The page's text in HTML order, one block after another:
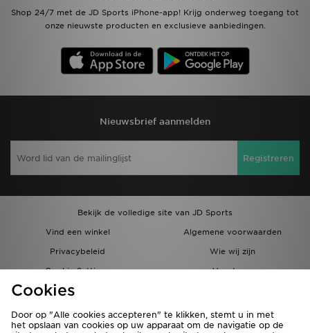
Shop 24/7 met de JD Sports iPhone-app! Krijg onderweg toegang tot
onze nieuwste producten en exclusieve aanbiedingen.
Nieuwsbrief aanmelden
Registreren
Bekijk de volledige site van JD Sports
Vind een winkel
Algemene voorwaarden
Privacybeleid
Wie wij zijn
Cookie Settings
Vacatures
Bestellingen en Levering
Cookies
Door op "Alle cookies accepteren" te klikken, stemt u in met
het opslaan van cookies op uw apparaat om de navigatie op de